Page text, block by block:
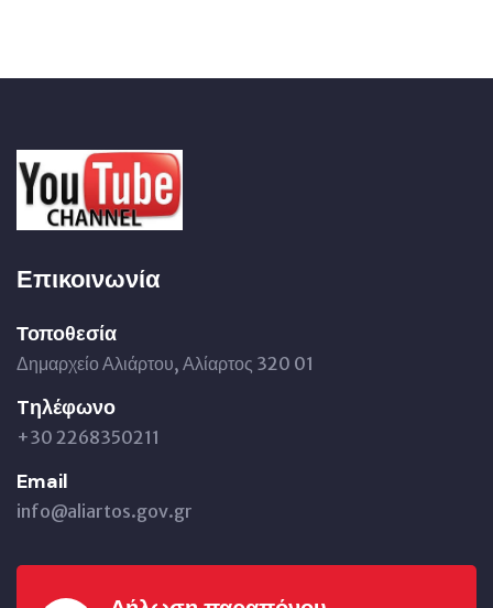
Επικοινωνία
Τοποθεσία
Δημαρχείο Αλιάρτου, Αλίαρτος 320 01
Tηλέφωνο
+30 2268350211
Email
info@aliartos.gov.gr